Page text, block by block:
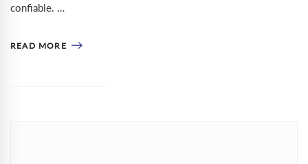
confiable. …
READ MORE